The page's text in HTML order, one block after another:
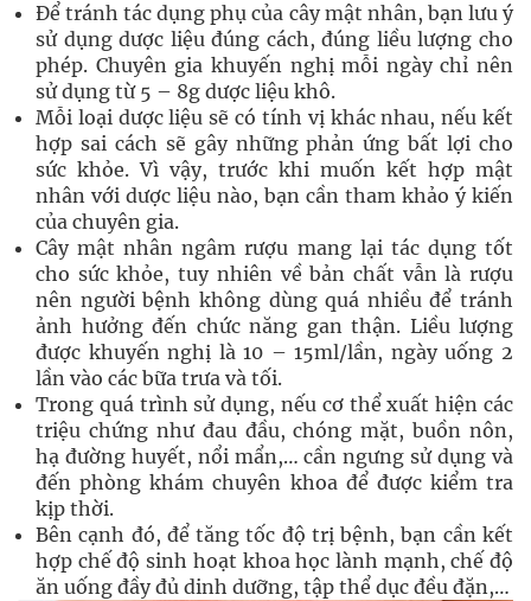
Để tránh tác dụng phụ của cây mật nhân, bạn lưu ý
sử dụng dược liệu đúng cách, đúng liều lượng cho
phép. Chuyên gia khuyến nghị mỗi ngày chỉ nên
sử dụng từ 5 – 8g dược liệu khô.
Mỗi loại dược liệu sẽ có tính vị khác nhau, nếu kết
hợp sai cách sẽ gây những phản ứng bất lợi cho
sức khỏe. Vì vậy, trước khi muốn kết hợp mật
nhân với dược liệu nào, bạn cần tham khảo ý kiến
của chuyên gia.
Cây mật nhân ngâm rượu mang lại tác dụng tốt
cho sức khỏe, tuy nhiên về bản chất vẫn là rượu
nên người bệnh không dùng quá nhiều để tránh
ảnh hưởng đến chức năng gan thận. Liều lượng
được khuyến nghị là 10 – 15ml/lần, ngày uống 2
lần vào các bữa trưa và tối.
Trong quá trình sử dụng, nếu cơ thể xuất hiện các
triệu chứng như đau đầu, chóng mặt, buồn nôn,
hạ đường huyết, nổi mẩn,… cần ngưng sử dụng và
đến phòng khám chuyên khoa để được kiểm tra
kịp thời.
Bên cạnh đó, để tăng tốc độ trị bệnh, bạn cần kết
hợp chế độ sinh hoạt khoa học lành mạnh, chế độ
ăn uống đầy đủ dinh dưỡng, tập thể dục đều đặn,…